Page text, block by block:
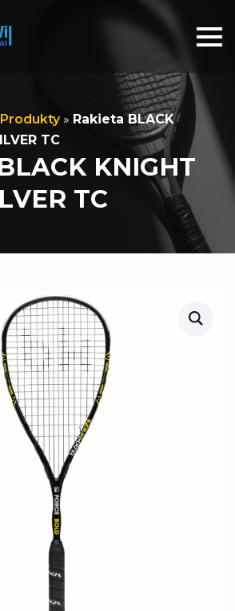
Produkty » Rakieta BLACK
TC
KNIGHT
TC